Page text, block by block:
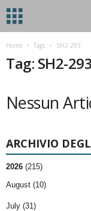
Home Tags SH2-293
Tag: SH2-293
Nessun
ARCHIVIO
2026 (215)
August (10)
July (31)